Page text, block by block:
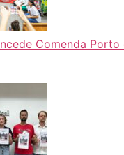
Comenda Porto